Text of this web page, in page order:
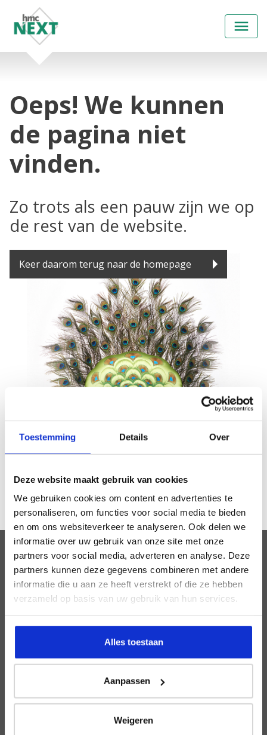
Toestemming Details Over
Deze website maakt gebruik van cookies
We gebruiken cookies om content en advertenties te
personaliseren, om functies voor social media te bieden
en om ons websiteverkeer te analyseren. Ook delen we
informatie over uw gebruik van onze site met onze
partners voor social media, adverteren en analyse. Deze
partners kunnen deze gegevens combineren met andere
informatie die u aan ze heeft verstrekt of die ze hebben
verzameld op basis van uw gebruik van hun services.
Alles toestaan
Aanpassen
Weigeren
Open
menu
Oeps! We kunnen
de pagina niet
vinden.
Zo trots als een pauw zijn we op
de rest van de website.
Keer daarom terug naar de homepage
Snel naar
Meer-leren
Samen (net)werken
Hout- en Meubileringscollege
Opleidingsrichtingen
Meubel